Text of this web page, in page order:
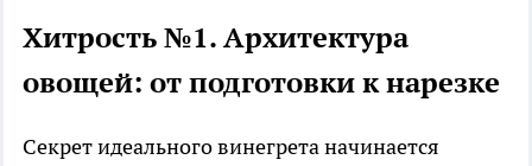
Хитрость №1. Архитектура
овощей: от подготовки к нарезке
Секрет идеального винегрета начинается